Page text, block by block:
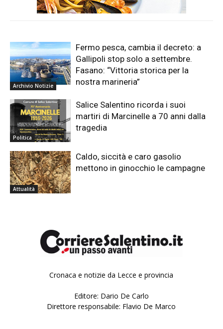
Archivio Notizie
Fermo pesca, cambia il decreto: a
Gallipoli stop solo a settembre.
Fasano: “Vittoria storica per la
nostra marineria”
Politica
Salice Salentino ricorda i suoi
martiri di Marcinelle a 70 anni dalla
tragedia
Attualità
Caldo, siccità e caro gasolio
mettono in ginocchio le campagne
Cronaca e notizie da Lecce e provincia
Editore: Dario De Carlo
Direttore responsabile: Flavio De Marco